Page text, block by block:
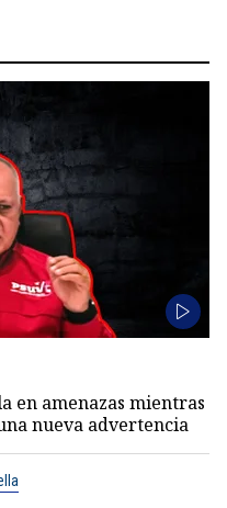
en amenazas mientras
nueva advertencia